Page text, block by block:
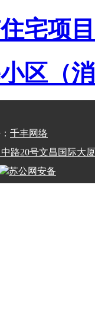
宅项
区（
千丰网络
路20号文昌国际大厦
苏公网安备